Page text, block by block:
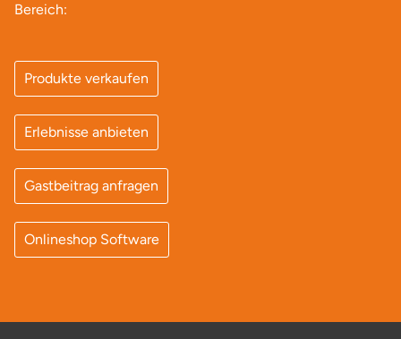
Bereich:
Produkte verkaufen
Erlebnisse anbieten
Gastbeitrag anfragen
Onlineshop Software